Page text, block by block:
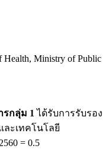
Health, Ministry of Public
รกลุ่ม 1ได้รับการรับรอง
ะเทคโนโลยี
= 0.5